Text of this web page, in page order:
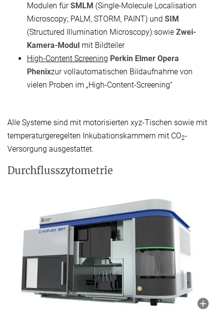
Modulen fürSMLM (Single-Molecule Localisation
Microscopy; PALM, STORM, PAINT) und SIM
(Structured Illumination Microscopy) sowie Zwei-
Kamera-Modul mit Bildteiler
High-Content Screening Perkin Elmer Opera
Phenixzur vollautomatischen Bildaufnahme von
vielen Proben im „High-Content-Screening“
Alle Systeme sind mit motorisierten xyz-Tischen sowie mit
temperaturgeregelten Inkubationskammern mit CO2-
Versorgung ausgestattet.
Durchflusszytometrie